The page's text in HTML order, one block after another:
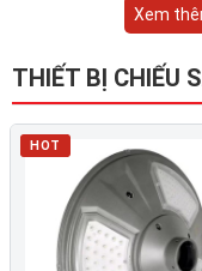
Xem
THIẾT BỊ CHIẾU
HOT